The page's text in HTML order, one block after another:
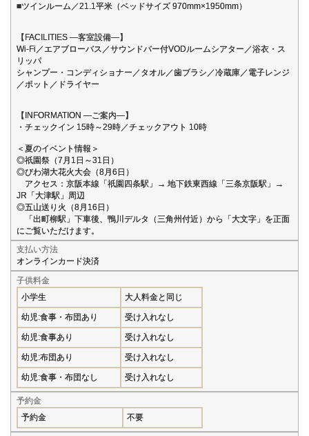
■ツインルーム／21.1平米（ベッドサイズ 970mm×1950mm）
【FACILITIES ―客室設備―】
Wi-Fi／エアブローバス／サウンドバー付VODルームシアター／浴衣・ス
リッパ
シャンプー・コンディショナー／タオル／歯ブラシ／冷蔵庫／電子レンジ
／ポット／ドライヤー
【INFORMATION ―ご案内―】
・チェックイン 15時～29時／チェックアウト 10時
＜夏のイベント情報＞
◎祇園祭（7月1日～31日）
◎びわ湖大花火大会（8月6日）
アクセス：京阪本線「祇園四条駅」→ 地下鉄東西線「三条京阪駅」→
JR「大津駅」周辺
◎五山送り火（8月16日）
「出町柳駅」下車後、鴨川デルタ（三角州付近）から「大文字」を正面
にご覧いただけます。
支払い方法
オンラインカード決済
子供料金
小学生
大人料金と同じ
幼児:食事・布団あり 受け入れなし
幼児:食事あり 受け入れなし
幼児:布団あり 受け入れなし
幼児:食事・布団なし 受け入れなし
予約金
予約金
不要